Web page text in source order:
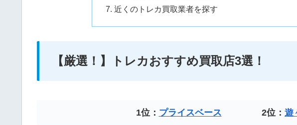
近くのトレカ買取業者を探す
【厳選！】トレカおすすめ買取店3選！
1位： プライスベース 2位： 遊